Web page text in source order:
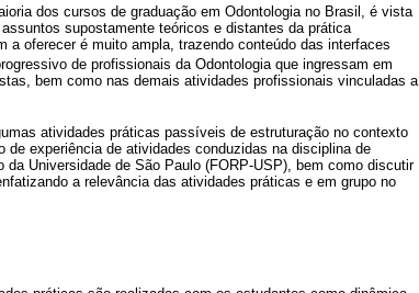
dos cursos de graduação em Odontologia no Brasil, é vista
supostamente teóricos e distantes da prática
oferecer é muito ampla, trazendo conteúdo das interfaces
de profissionais da Odontologia que ingressam em
bem como nas demais atividades profissionais vinculadas a
atividades práticas passíveis de estruturação no contexto
experiência de atividades conduzidas na disciplina de
Universidade de São Paulo (FORP-USP), bem como discutir
a relevância das atividades práticas e em grupo no